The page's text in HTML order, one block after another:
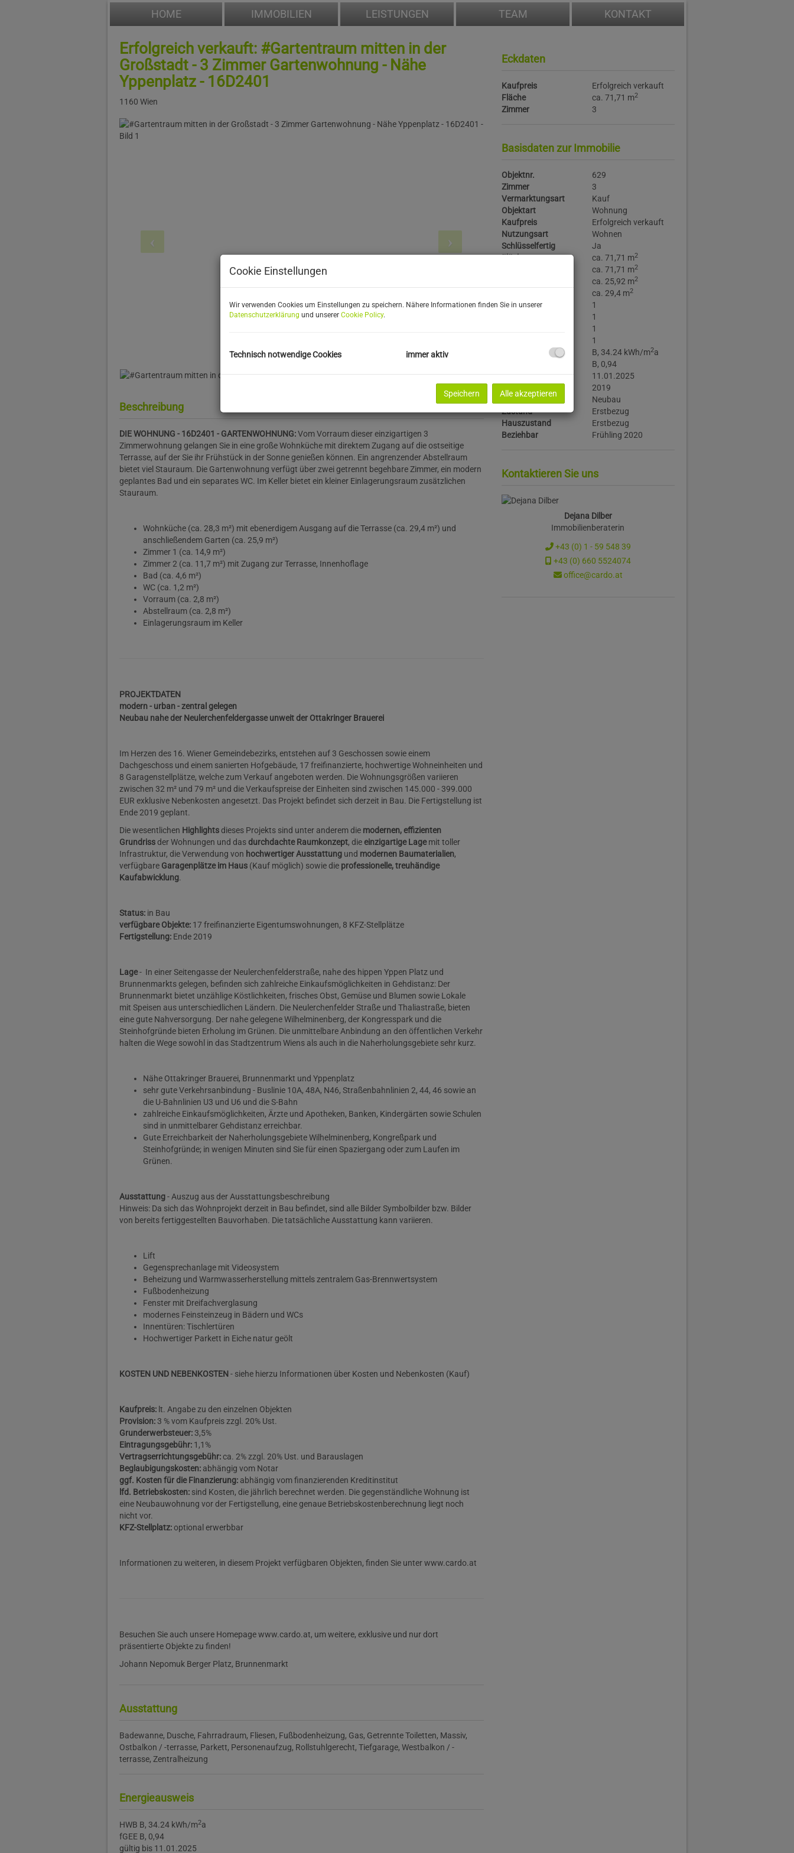
HOME IMMOBILIEN LEISTUNGEN TEAM KONTAKT
Erfolgreich verkauft: #Gartentraum mitten in der
Großstadt - 3 Zimmer Gartenwohnung - Nähe
Yppenplatz - 16D2401
1160 Wien
Beschreibung
DIE WOHNUNG - 16D2401 - GARTENWOHNUNG:Vom Vorraum dieser einzigartigen 3
Zimmerwohnung gelangen Sie in eine große Wohnküche mit direktem Zugang auf die ostseitige
Terrasse, auf der Sie ihr Frühstück in der Sonne genießen können. Ein angrenzender Abstellraum
bietet viel Stauraum. Die Gartenwohnung verfügt über zwei getrennt begehbare Zimmer, ein modern
geplantes Bad und ein separates WC. Im Keller bietet ein kleiner Einlagerungsraum zusätzlichen
Stauraum.
Wohnküche (ca. 28,3 m²) mit ebenerdigem Ausgang auf die Terrasse (ca. 29,4 m²) und
anschließendem Garten (ca. 25,9 m²)
Zimmer 1 (ca. 14,9 m²)
Zimmer 2 (ca. 11,7 m²) mit Zugang zur Terrasse, Innenhoflage
Bad (ca. 4,6 m²)
WC (ca. 1,2 m²)
Vorraum (ca. 2,8 m²)
Abstellraum (ca. 2,8 m²)
Einlagerungsraum im Keller
PROJEKTDATEN
modern - urban - zentral gelegen
Neubau nahe der Neulerchenfeldergasse unweit der Ottakringer Brauerei
Im Herzen des 16. Wiener Gemeindebezirks, entstehen auf 3 Geschossen sowie einem
Dachgeschoss und einem sanierten Hofgebäude, 17 freifinanzierte, hochwertige Wohneinheiten und
8 Garagenstellplätze, welche zum Verkauf angeboten werden. Die Wohnungsgrößen variieren
zwischen 32 m² und 79 m² und die Verkaufspreise der Einheiten sind zwischen 145.000 - 399.000
EUR exklusive Nebenkosten angesetzt. Das Projekt befindet sich derzeit in Bau. Die Fertigstellung ist
Ende 2019 geplant.
Die wesentlichen Highlightsdieses Projekts sind unter anderem die modernen, effizienten
Grundrissder Wohnungen und dasdurchdachte Raumkonzept, dieeinzigartige Lagemit toller
Infrastruktur, die Verwendung von hochwertiger Ausstattung und modernen Baumaterialien,
verfügbare Garagenplätze im Haus (Kauf möglich) sowie die professionelle, treuhändige
Kaufabwicklung.
Status: in Bau
verfügbare Objekte: 17 freifinanzierte Eigentumswohnungen, 8 KFZ-Stellplätze
Fertigstellung: Ende 2019
Lage- In einer Seitengasse der Neulerchenfelderstraße, nahe des hippen Yppen Platz und
Brunnenmarkts gelegen, befinden sich zahlreiche Einkaufsmöglichkeiten in Gehdistanz: Der
Brunnenmarkt bietet unzählige Köstlichkeiten, frisches Obst, Gemüse und Blumen sowie Lokale
mit Speisen aus unterschiedlichen Ländern. Die Neulerchenfelder Straße und Thaliastraße, bieten
eine gute Nahversorgung. Der nahe gelegene Wilhelminenberg, der Kongresspark und die
Steinhofgründe bieten Erholung im Grünen. Die unmittelbare Anbindung an den öffentlichen Verkehr
halten die Wege sowohl in das Stadtzentrum Wiens als auch in die Naherholungsgebiete sehr kurz.
Nähe Ottakringer Brauerei, Brunnenmarkt und Yppenplatz
sehr gute Verkehrsanbindung - Buslinie 10A, 48A, N46, Straßenbahnlinien 2, 44, 46 sowie an
die U-Bahnlinien U3 und U6 und die S-Bahn
zahlreiche Einkaufsmöglichkeiten, Ärzte und Apotheken, Banken, Kindergärten sowie Schulen
sind in unmittelbarer Gehdistanz erreichbar.
Gute Erreichbarkeit der Naherholungsgebiete Wilhelminenberg, Kongreßpark und
Steinhofgründe; in wenigen Minuten sind Sie für einen Spaziergang oder zum Laufen im
Grünen.
Ausstattung- Auszug aus der Ausstattungsbeschreibung
Hinweis: Da sich das Wohnprojekt derzeit in Bau befindet, sind alle Bilder Symbolbilder bzw. Bilder
von bereits fertiggestellten Bauvorhaben. Die tatsächliche Ausstattung kann variieren.
Lift
Gegensprechanlage mit Videosystem
Beheizung und Warmwasserherstellung mittels zentralem Gas-Brennwertsystem
Fußbodenheizung
Fenster mit Dreifachverglasung
modernes Feinsteinzeug in Bädern und WCs
Innentüren: Tischlertüren
Hochwertiger Parkett in Eiche natur geölt
KOSTEN UND NEBENKOSTEN - siehe hierzu Informationen über Kosten und Nebenkosten (Kauf)
Kaufpreis: lt. Angabe zu den einzelnen Objekten
Provision: 3 % vom Kaufpreis zzgl. 20% Ust.
Grunderwerbsteuer: 3,5%
Eintragungsgebühr: 1,1%
Vertragserrichtungsgebühr:ca. 2% zzgl. 20% Ust. und Barauslagen
Beglaubigungskosten: abhängig vom Notar
ggf. Kosten für die Finanzierung: abhängig vom finanzierenden Kreditinstitut
lfd. Betriebskosten: sind Kosten, die jährlich berechnet werden. Die gegenständliche Wohnung ist
eine Neubauwohnung vor der Fertigstellung, eine genaue Betriebskostenberechnung liegt noch
nicht vor.
KFZ-Stellplatz:optional erwerbbar
Informationen zu weiteren, in diesem Projekt verfügbaren Objekten, finden Sie unter www.cardo.at
Besuchen Sie auch unsere Homepage www.cardo.at, um weitere, exklusive und nur dort
präsentierte Objekte zu finden!
Johann Nepomuk Berger Platz, Brunnenmarkt
Ausstattung
Badewanne Dusche Fahrradraum Fliesen Fußbodenheizung Gas Getrennte Toiletten Massiv
Ostbalkon / -terrasse Parkett Personenaufzug Rollstuhlgerecht Tiefgarage Westbalkon / -
terrasse Zentralheizung
Energieausweis
HWB B, 34.24 kWh/m2a
fGEE B, 0,94
gültig bis 11.01.2025
Eckdaten
Kaufpreis
Erfolgreich verkauft
Fläche
ca. 71,71 m2
Zimmer 3
Basisdaten zur Immobilie
Objektnr.
629
Zimmer
3
Vermarktungsart
Kauf
Objektart
Wohnung
Kaufpreis
Erfolgreich verkauft
Nutzungsart
Wohnen
Schlüsselfertig
Ja
Fläche
ca. 71,71 m2
ca. 71,71 m2
ca. 25,92 m2
ca. 29,4 m2
Bäder
1
1
1
1
B, 34.24 kWh/m2a
B, 0,94
gültig bis
11.01.2025
2019
Bauart
Neubau
Zustand
Erstbezug
Hauszustand
Erstbezug
Beziehbar
Frühling 2020
Kontaktieren Sie uns
Dejana Dilber
Immobilienberaterin
+43 (0) 1 - 59 548 39
+43 (0) 660 5524074
office@cardo.at
Cookie Einstellungen
Wir verwenden Cookies um Einstellungen zu speichern. Nähere Informationen finden Sie in unserer
Datenschutzerklärung und unserer Cookie Policy.
Technisch notwendige Cookies immer aktiv
Speichern Alle akzeptieren